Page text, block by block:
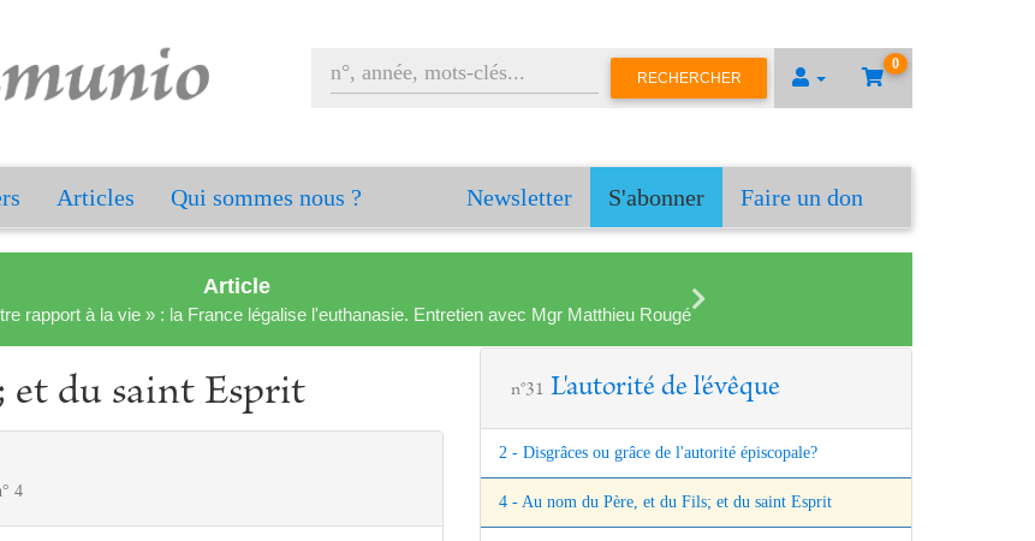
0
RECHERCHER
Articles Qui sommes nous ? Newsletter S'abonner Faire un don
Article
rapport à la vie » : la France légalise l'euthanasie. Entretien avec Mgr Matthieu Rougé
et du saint Esprit
4
n°31 L'autorité de l'évêque
2 - Disgrâces ou grâce de l'autorité épiscopale?
4 - Au nom du Père, et du Fils; et du saint Esprit